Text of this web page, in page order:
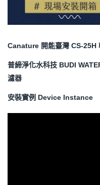
Canature 開能臺灣 CS-25H
普締淨化水科技 BUDI
濾器
安裝實例 Device Instance